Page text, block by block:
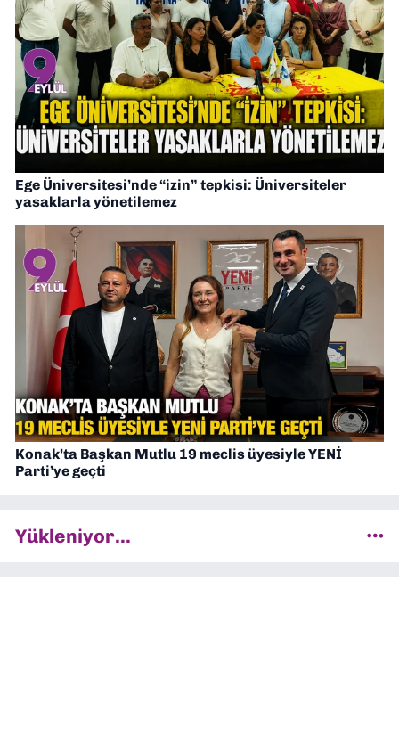
Ege Üniversitesi’nde “izin” tepkisi: Üniversiteler
yasaklarla yönetilemez
Konak’ta Başkan Mutlu 19 meclis üyesiyle YENİ
Parti’ye geçti
Yükleniyor...